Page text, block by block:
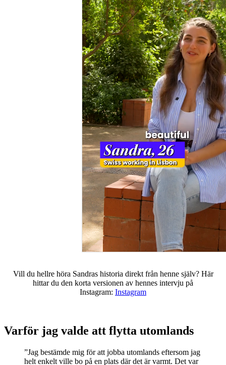
Vill du hellre höra Sandras historia direkt från henne själv? Här
hittar du den korta versionen av hennes intervju på
Instagram: Instagram
Varför jag valde att flytta utomlands
”Jag bestämde mig för att jobba utomlands eftersom jag
helt enkelt ville bo på en plats där det är varmt. Det var